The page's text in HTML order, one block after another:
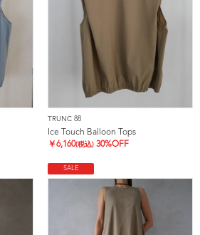
TRUNC 88
Ice Touch Balloon Tops
￥6,160(税込) 30%OFF
SALE